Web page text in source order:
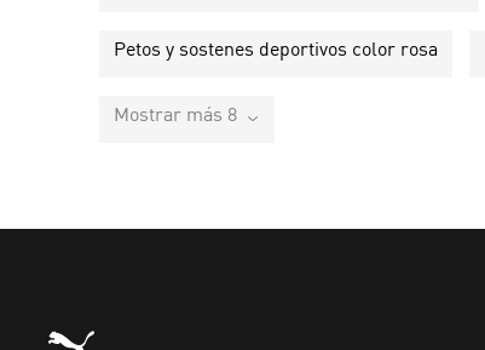
Petos y sostenes deportivos color rosa
Mostrar más 8